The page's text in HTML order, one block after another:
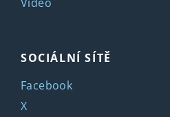
SOCIÁLNÍ SÍTĚ
Facebook
X